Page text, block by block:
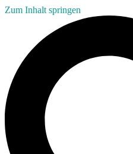
Zum Inhalt springen